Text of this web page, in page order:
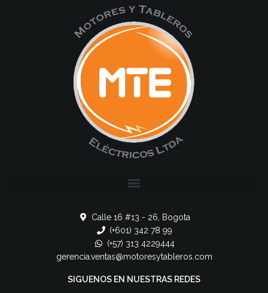
Calle 16 #13 - 26, Bogota
(+601) 342 78 99
(+57) 313 4229444
gerencia.ventas@motoresytableros.com
SIGUENOS EN NUESTRAS REDES